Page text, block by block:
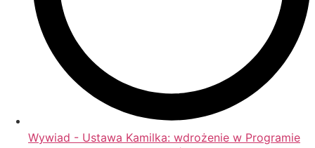
Wywiad - Ustawa Kamilka: wdrożenie w Programie